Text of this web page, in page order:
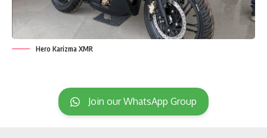
Hero Karizma XMR
Join our WhatsApp Group